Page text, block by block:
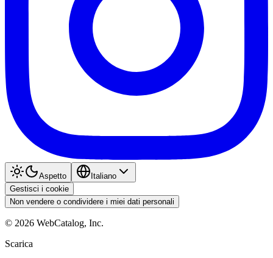
Aspetto
Italiano
Gestisci i cookie
Non vendere o condividere i miei dati personali
© 2026 WebCatalog, Inc.
Scarica